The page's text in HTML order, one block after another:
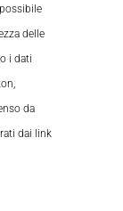
delle
i dati
da
dai link